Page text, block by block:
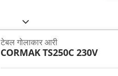
टेबल गोलाकार आरी
CORMAKTS250C 230V